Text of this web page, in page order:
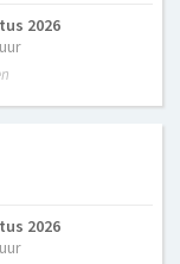
2026
2026